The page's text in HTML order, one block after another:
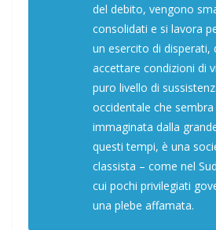
del debito, vengono
consolidati e si lavora
un esercito di disperati,
accettare condizioni di
puro livello di
occidentale che sembra
immaginata dalla
questi tempi, è una
classista – come nel
cui pochi privilegiati
una plebe affamata.